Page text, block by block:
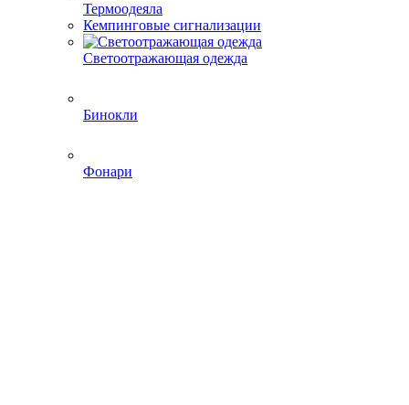
Термоодеяла
Кемпинговые сигнализации
Светоотражающая одежда
Бинокли
Фонари